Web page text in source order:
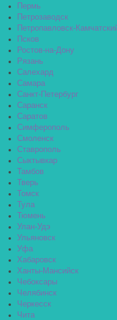
Пермь
Петрозаводск
Петропавловск-
Псков
Ростов-на-Дону
Рязань
Салехард
Самара
Санкт-Петербург
Саранск
Саратов
Симферополь
Смоленск
Ставрополь
Сыктывкар
Тамбов
Тверь
Томск
Тула
Тюмень
Улан-Удэ
Ульяновск
Уфа
Хабаровск
Ханты-Мансийск
Чебоксары
Челябинск
Черкесск
Чита